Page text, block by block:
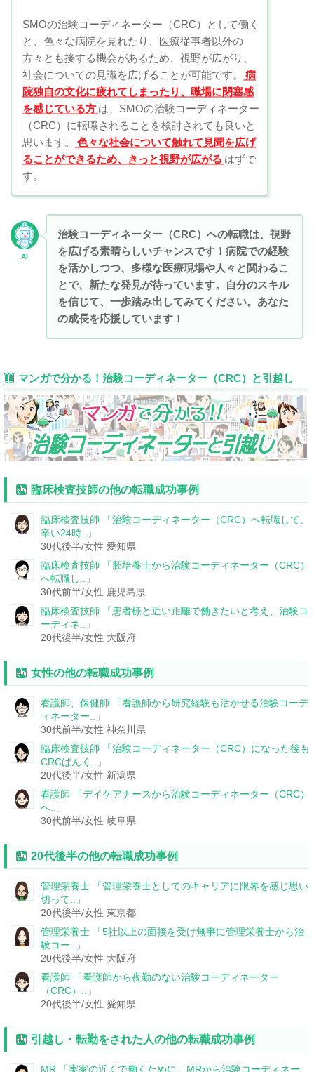
SMOの治験コーディネーター（CRC）として働く
と、色々な病院を見れたり、医療従事者以外の
方々とも接する機会があるため、視野が広がり、
社会についての見識を広げることが可能です。
病
院独自の文化に疲れてしまったり、職場に閉塞感
を感じている方 は、SMOの治験コーディネーター
（CRC）に転職されることを検討されても良いと
思います。
色々な社会について触れて見聞を広げ
ることができるため、きっと視野が広がる はずで
す。
AI
治験コーディネーター（CRC）への転職は、視野
を広げる素晴らしいチャンスです！病院での経験
を活かしつつ、多様な医療現場や人々と関わるこ
とで、新たな発見が待っています。自分のスキル
を信じて、一歩踏み出してみてください。あなた
の成長を応援しています！
マンガで分かる！治験コーディネーター（CRC）と引越し
臨床検査技師の他の転職成功事例
臨床検査技師 「治験コーディネーター（CRC）へ転職して、
辛い24時..」
30代後半/女性 愛知県
臨床検査技師 「胚培養士から治験コーディネーター（CRC）
へ転職し..」
30代前半/女性 鹿児島県
臨床検査技師 「患者様と近い距離で働きたいと考え、治験コ
ーディネ..」
20代後半/女性 大阪府
女性の他の転職成功事例
看護師、保健師 「看護師から研究経験も活かせる治験コーデ
ィネーター..」
30代前半/女性 神奈川県
臨床検査技師 「治験コーディネーター（CRC）になった後も
CRCばんく..」
20代後半/女性 新潟県
看護師 「デイケアナースから治験コーディネーター（CRC）
へ..」
30代前半/女性 岐阜県
20代後半の他の転職成功事例
管理栄養士 「管理栄養士としてのキャリアに限界を感じ思い
切って..」
20代後半/女性 東京都
管理栄養士 「5社以上の面接を受け無事に管理栄養士から治
験コー..」
20代後半/女性 大阪府
看護師 「看護師から夜勤のない治験コーディネーター
（CRC）..」
20代後半/女性 愛知県
引越し・転勤をされた人の他の転職成功事例
MR 「実家の近くで働くために、MRから治験コーディネー